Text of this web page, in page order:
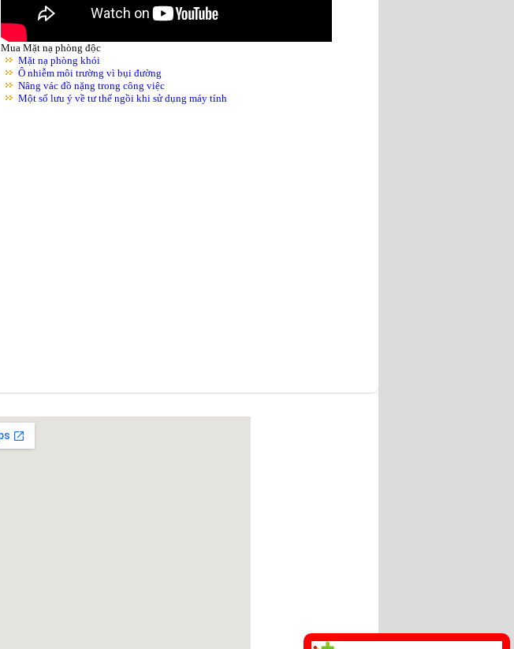
Mua Mặt nạ phòng độc
Mặt nạ phòng khói
Ô nhiễm môi trường vì bụi đường
Nâng vác đồ nặng trong công việc
Một số lưu ý về tư thế ngồi khi sử dụng máy tính